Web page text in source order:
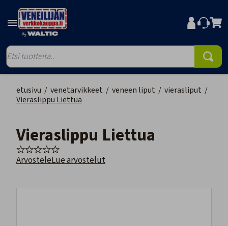
etusivu / venetarvikkeet / veneen liput / vierasliput /
Vieraslippu Liettua
Vieraslippu Liettua
ArvosteleLue arvostelut